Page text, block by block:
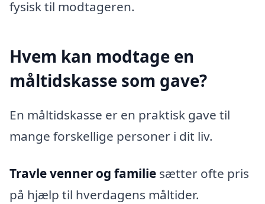
fysisk til modtageren.
Hvem kan modtage en
måltidskasse som gave?
En måltidskasse er en praktisk gave til
mange forskellige personer i dit liv.
Travle venner og familie sætter ofte pris
på hjælp til hverdagens måltider.